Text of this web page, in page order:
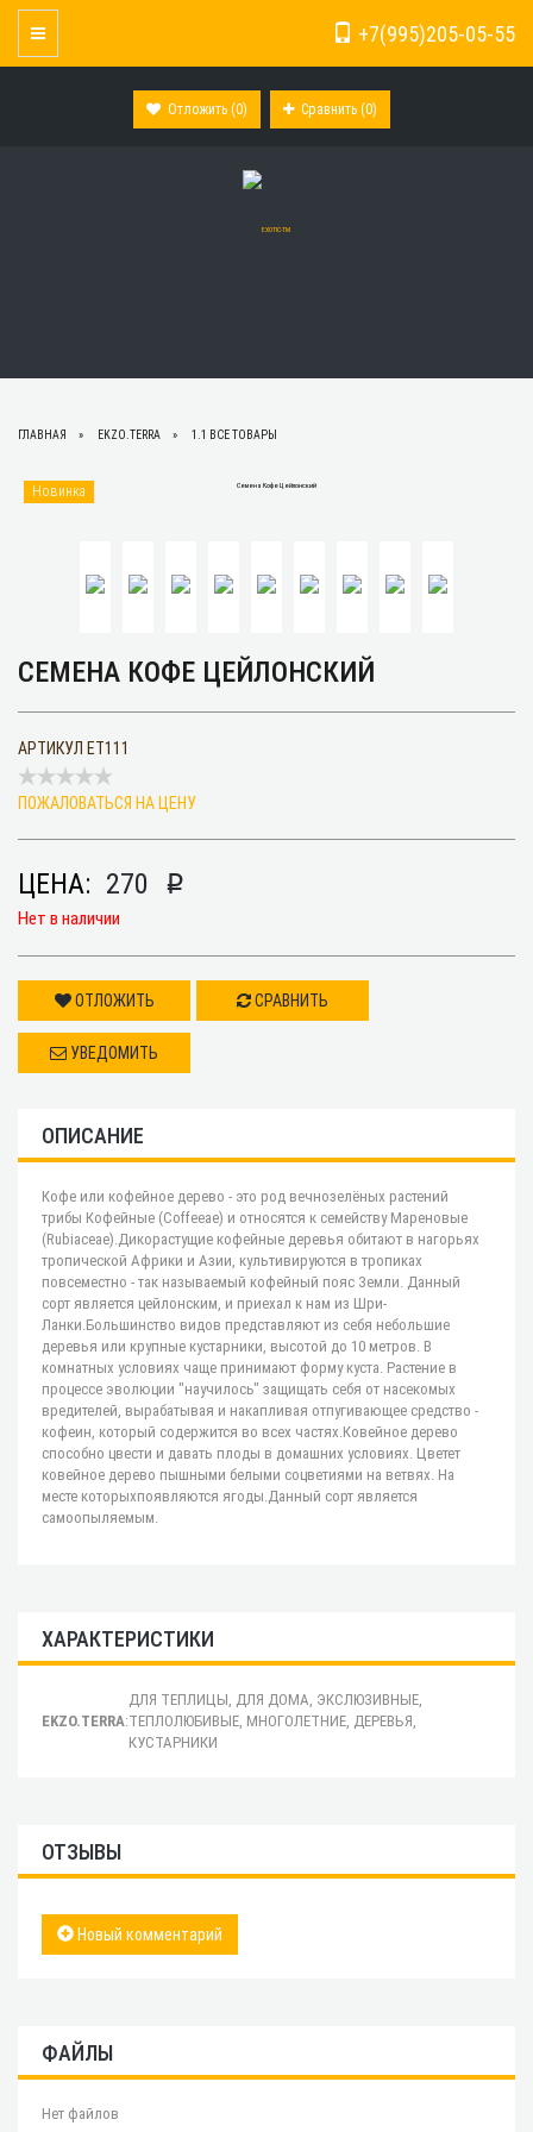
Отложить (0) Сравнить (0)
+7(995)205-05-55
Toggle Navigation
ГЛАВНАЯ EKZO.TERRA 1.1 ВСЕ ТОВАРЫ
Новинка
СЕМЕНА КОФЕ ЦЕЙЛОНСКИЙ
АРТИКУЛ ET111
ПОЖАЛОВАТЬСЯ НА ЦЕНУ
ЦЕНА: 270 p
Нет в наличии
ОТЛОЖИТЬ СРАВНИТЬ
УВЕДОМИТЬ
ОПИСАНИЕ
Кофе или кофейное дерево - это род вечнозелёных растений
трибы Кофейные (Coffeeae) и относятся к семейству Мареновые
(Rubiaceae).Дикорастущие кофейные деревья обитают в нагорьях
тропической Африки и Азии, культивируются в тропиках
повсеместно - так называемый кофейный пояс Земли. Данный
сорт является цейлонским, и приехал к нам из Шри-
Ланки.Большинство видов представляют из себя небольшие
деревья или крупные кустарники, высотой до 10 метров. В
комнатных условиях чаще принимают форму куста. Растение в
процессе эволюции "научилось" защищать себя от насекомых
вредителей, вырабатывая и накапливая отпугивающее средство -
кофеин, который содержится во всех частях.Ковейное дерево
способно цвести и давать плоды в домашних условиях. Цветет
ковейное дерево пышными белыми соцветиями на ветвях. На
месте которыхпоявляются ягоды.Данный сорт является
самоопыляемым.
ХАРАКТЕРИСТИКИ
EKZO.TERRA:
ДЛЯ ТЕПЛИЦЫ, ДЛЯ ДОМА, ЭКСЛЮЗИВНЫЕ,
ТЕПЛОЛЮБИВЫЕ, МНОГОЛЕТНИЕ, ДЕРЕВЬЯ,
КУСТАРНИКИ
ОТЗЫВЫ
Новый комментарий
ФАЙЛЫ
Нет файлов